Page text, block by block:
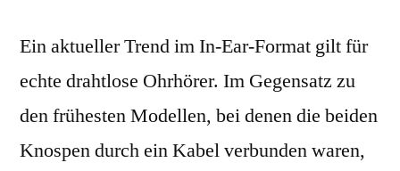
Ein aktueller Trend im In-Ear-Format gilt für
echte drahtlose Ohrhörer. Im Gegensatz zu
den frühesten Modellen, bei denen die beiden
Knospen durch ein Kabel verbunden waren,